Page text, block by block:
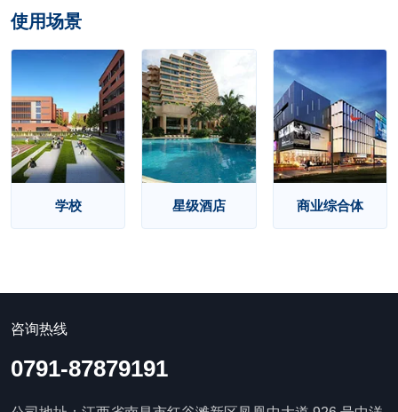
使用场景
学校 星级酒店 商业综合体
咨询热线
0791-87879191